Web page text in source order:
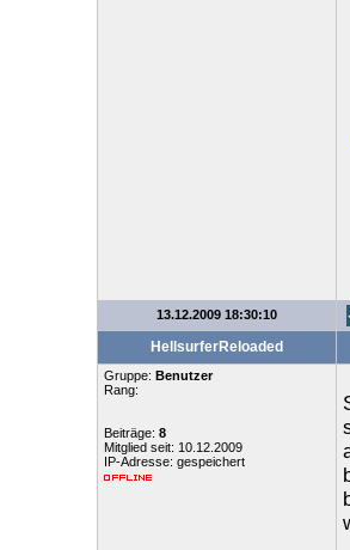
13.12.2009 18:30:10
HellsurferReloaded
Gruppe: Benutzer
Rang:
Beiträge: 8
Mitglied seit: 10.12.2009
IP-Adresse: gespeichert